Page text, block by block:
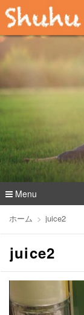
Menu
テ
へ
ホーム juice2
juice2